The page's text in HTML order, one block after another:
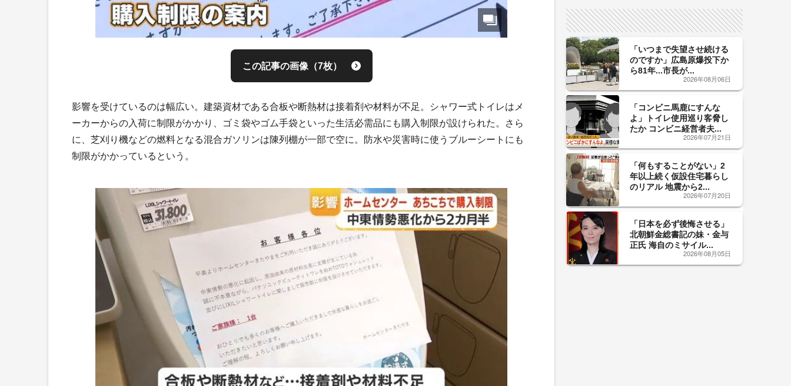
この記事の画像（7枚）
影響を受けているのは幅広い。建築資材である合板や断熱材は接着剤や材料が不足。シャワー式トイレはメ
ーカーからの入荷に制限がかかり、ゴミ袋やゴム手袋といった生活必需品にも購入制限が設けられた。さら
に、芝刈り機などの燃料となる混合ガソリンは陳列棚が一部で空に。防水や災害時に使うブルーシートにも
制限がかかっているという。
「いつまで失望させ続ける
のですか」広島原爆投下か
ら81年...市長が...
2026年08月06日
「コンビニ馬鹿にすんな
よ」トイレ使用巡り客脅し
たか コンビニ経営者夫...
2026年07月21日
「何もすることがない」2
年以上続く仮設住宅暮らし
のリアル 地震から2...
2026年07月20日
「日本を必ず後悔させる」
北朝鮮金総書記の妹・金与
正氏 海自のミサイル...
2026年08月05日